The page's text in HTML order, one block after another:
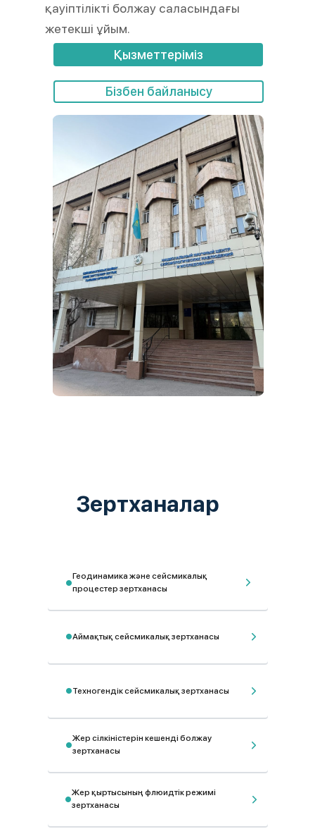
қауіптілікті болжау саласындағы
жетекші ұйым.
Бізбен байланысу
Қызметтеріміз
Зертханалар
Геодинамика және сейсмикалық
процестер зертханасы
Аймақтық сейсмикалық зертханасы
Техногендік сейсмикалық зертханасы
Жер сілкіністерін кешенді болжау
зертханасы
Жер қыртысының флюидтік режимі
зертханасы